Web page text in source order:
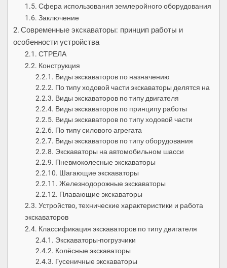
Сфера использования землеройного оборудования
Заключение
Современные экскаваторы: принцип работы и
особенности устройства
СТРЕЛА
Конструкция
Виды экскаваторов по назначению
По типу ходовой части экскаваторы делятся на
Виды экскаваторов по типу двигателя
Виды экскаваторов по принципу работы
Виды экскаваторов по типу ходовой части
По типу силового агрегата
Виды экскаваторов по типу оборудования
Экскаваторы на автомобильном шасси
Пневмоколесные экскаваторы
Шагающие экскаваторы
Железнодорожные экскаваторы
Плавающие экскаваторы
Устройство, технические характеристики и работа
экскаваторов
Классификация экскаваторов по типу двигателя
Экскаваторы-погрузчики
Колёсные экскаваторы
Гусеничные экскаваторы